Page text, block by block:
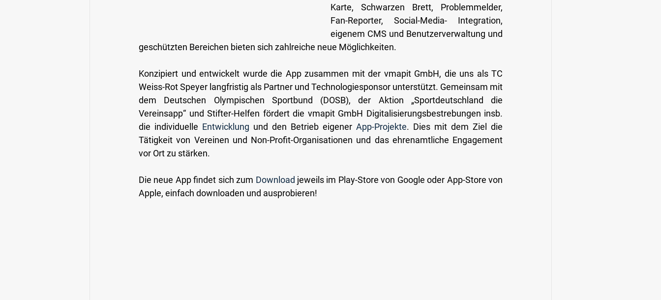
Karte, Schwarzen Brett, Problemmelder,
Fan-Reporter, Social-Media- Integration,
eigenem CMS und Benutzerverwaltung und
geschützten Bereichen bieten sich zahlreiche neue Möglichkeiten.
Konzipiert und entwickelt wurde die App zusammen mit der vmapit GmbH, die uns als TC
Weiss-Rot Speyer langfristig als Partner und Technologiesponsor unterstützt. Gemeinsam mit
dem Deutschen Olympischen Sportbund (DOSB), der Aktion „Sportdeutschland die
Vereinsapp“ und Stifter-Helfen fördert die vmapit GmbH Digitalisierungsbestrebungen insb.
die individuelle Entwicklung und den Betrieb eigener App-Projekte. Dies mit dem Ziel die
Tätigkeit von Vereinen und Non-Profit-Organisationen und das ehrenamtliche Engagement
vor Ort zu stärken.
Die neue App findet sich zum Download jeweils im Play-Store von Google oder App-Store von
Apple, einfach downloaden und ausprobieren!